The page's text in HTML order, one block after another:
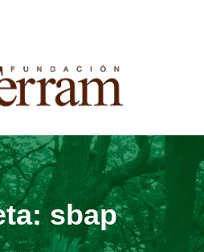
sbap